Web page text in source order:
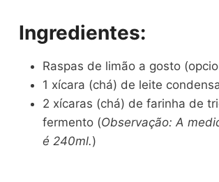
Ingredientes:
Raspas de limão a gosto
1 xícara (chá) de leite
2 xícaras (chá) de farinha de
fermento (Observação: A
é 240ml.)